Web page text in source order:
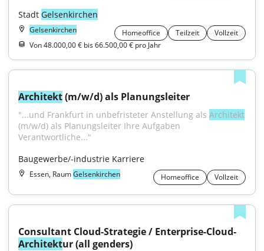
Stadt Gelsenkirchen
Gelsenkirchen Homeoffice Teilzeit
Vollzeit
Von 48.000,00 € bis 66.500,00 € pro Jahr
Architekt (m/w/d) als Planungsleiter
"...und Frankfurt in unbefristeter Anstellung als Architekt
(m/w/d) als Planungsleiter Ihre Aufgaben
Verantwortliche..."
Baugewerbe/-industrie Karriere
Essen, RaumGelsenkirchen Homeoffice Vollzeit
Consultant Cloud-Strategie / Enterprise-Cloud-
Architektur (all genders)